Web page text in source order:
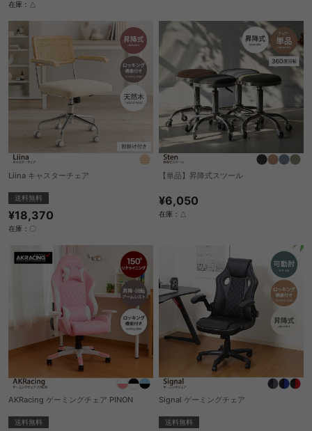
在庫：△
Liina キャスターチェア
送料無料
¥18,370
在庫：〇
【単品】昇降式スツール
¥6,050
在庫：△
AKRacing ゲーミングチェア PINON
送料無料
Signal ゲーミングチェア
送料無料